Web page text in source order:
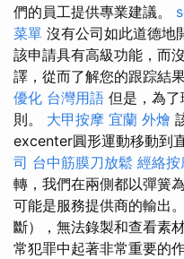
們的員工提供專業建議。
菜單 沒有公司如此道德地
該申請具有高級功能，而
譯，從而了解您的跟踪結
優化 台灣用語 但是，為
則。 大甲按摩 宜蘭 外燴
excenter圓形運動移動到
司 台中筋膜刀放鬆 經絡
轉，我們在兩側都以彈簧
可能是服務提供商的輸出
斷），無法錄製和查看素
常犯罪中起著非常重要的